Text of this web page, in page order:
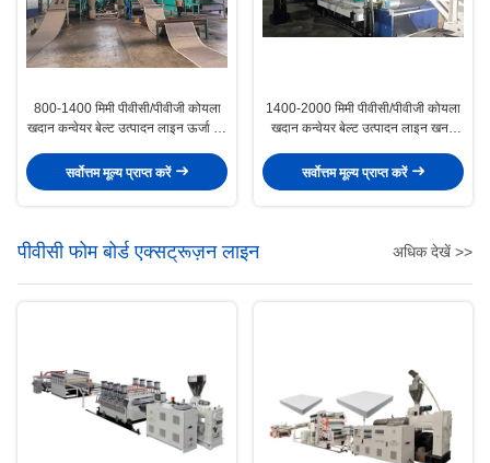
800-1400 मिमी पीवीसी/पीवीजी कोयला
खदान कन्वेयर बेल्ट उत्पादन लाइन ऊर्जा की
सर्वोत्तम मूल्य प्राप्त करें
1400-2000 मिमी पीवीसी/पीवीजी कोयला
खदान कन्वेयर बेल्ट उत्पादन लाइन खनन
सर्वोत्तम मूल्य प्राप्त करें
पीवीसी फोम बोर्ड एक्सट्रूज़न लाइन अधिक देखें >>